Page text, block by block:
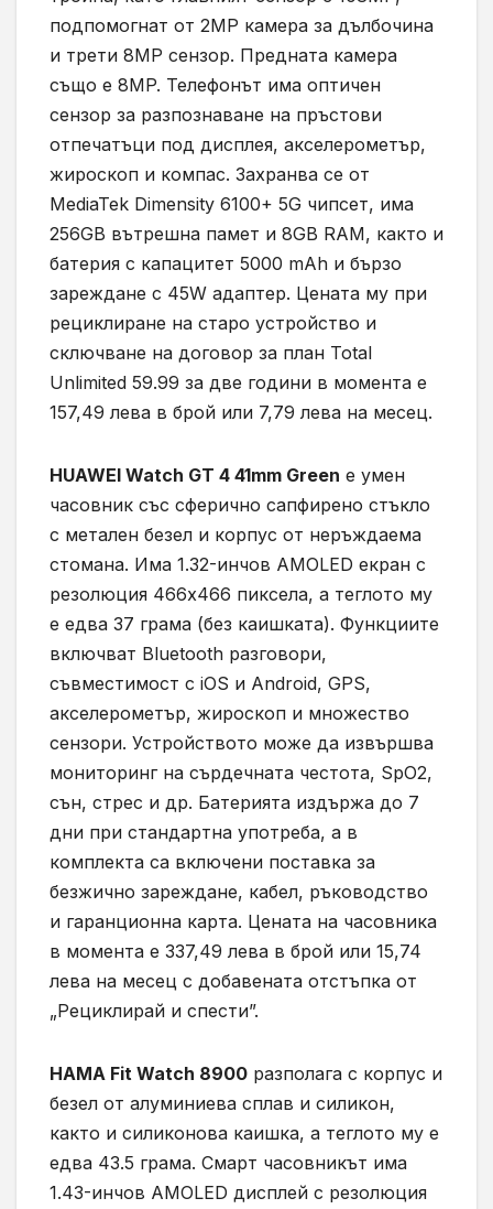
подпомогнат от 2MP камера за дълбочина
и трети 8MP сензор. Предната камера
също е 8MP. Телефонът има оптичен
сензор за разпознаване на пръстови
отпечатъци под дисплея, акселерометър,
жироскоп и компас. Захранва се от
MediaTek Dimensity 6100+ 5G чипсет, има
256GB вътрешна памет и 8GB RAM, както и
батерия с капацитет 5000 mAh и бързо
зареждане с 45W адаптер. Цената му при
рециклиране на старо устройство и
сключване на договор за план Total
Unlimited 59.99 за две години в момента е
157,49 лева в брой или 7,79 лева на месец.
HUAWEI Watch GT 4 41mm Green е умен
часовник със сферично сапфирено стъкло
с метален безел и корпус от неръждаема
стомана. Има 1.32-инчов AMOLED екран с
резолюция 466х466 пиксела, а теглото му
е едва 37 грама (без каишката). Функциите
включват Bluetooth разговори,
съвместимост с iOS и Android, GPS,
акселерометър, жироскоп и множество
сензори. Устройството може да извършва
мониторинг на сърдечната честота, SpO2,
сън, стрес и др. Батерията издържа до 7
дни при стандартна употреба, а в
комплекта са включени поставка за
безжично зареждане, кабел, ръководство
и гаранционна карта. Цената на часовника
в момента е 337,49 лева в брой или 15,74
лева на месец с добавената отстъпка от
„Рециклирай и спести”.
HAMA Fit Watch 8900 разполага с корпус и
безел от алуминиева сплав и силикон,
както и силиконова каишка, а теглото му е
едва 43.5 грама. Смарт часовникът има
1.43-инчов AMOLED дисплей с резолюция